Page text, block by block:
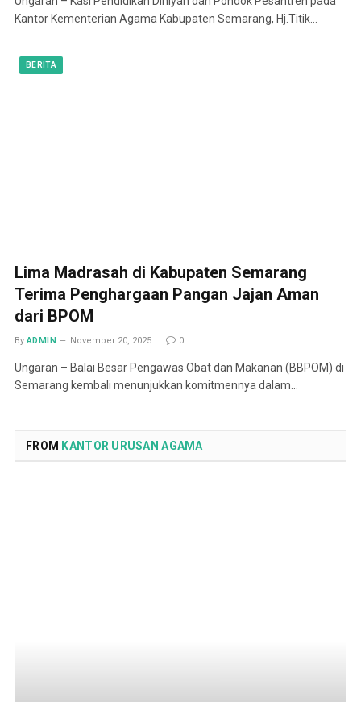
Kantor Kementerian Agama Kabupaten Semarang, Hj.Titik…
BERITA
Lima Madrasah di Kabupaten Semarang
Terima Penghargaan Pangan Jajan Aman
dari BPOM
By ADMIN November 20, 2025 0
Ungaran – Balai Besar Pengawas Obat dan Makanan (BBPOM) di
Semarang kembali menunjukkan komitmennya dalam…
FROM KANTOR URUSAN AGAMA